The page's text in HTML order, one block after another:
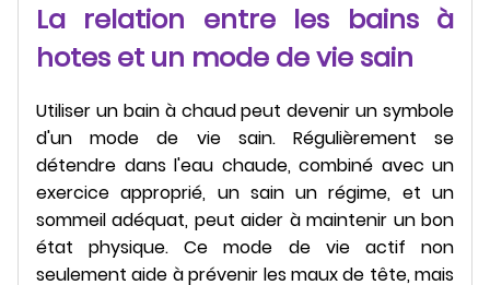
La relation entre les bains à
hotes et un mode de vie sain
Utiliser un bain à chaud peut devenir un symbole
d'un mode de vie sain. Régulièrement se
détendre dans l'eau chaude, combiné avec un
exercice approprié, un sain un régime, et un
sommeil adéquat, peut aider à maintenir un bon
état physique. Ce mode de vie actif non
seulement aide à prévenir les maux de tête, mais